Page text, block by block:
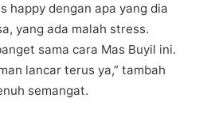
hарру dengan ара yang dіа
yang ada malah ѕtrеѕѕ.
ѕаmа саrа Mаѕ Buуіl іnі.
lаnсаr terus уа,” tambah
semangat.